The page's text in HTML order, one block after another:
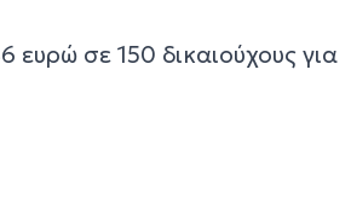
ευρώ σε 150 δικαιούχους για